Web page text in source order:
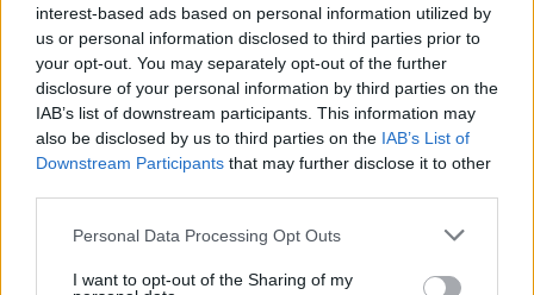
interest-based ads based on personal information utilized by
us or personal information disclosed to third parties prior to
your opt-out. You may separately opt-out of the further
disclosure of your personal information by third parties on the
IAB’s list of downstream participants. This information may
also be disclosed by us to third parties on the IAB’s List of
Downstream Participants that may further disclose it to other
Please note that this website/app uses one or more Google
not limited to your visit or usage behaviour. You may click to
Personal Data Processing Opt Outs
I want to opt-out of the Sharing of my
A díjazottak ritkán mennek el az ünnepélyes
díjkiosztóra, bár Sandra Bullock 2010-ben
megjelent a díjátadón, hogy átvegye a
legpocsékabb női alakítás és a legrosszabb
színészpáros díját az Ő a megoldás című
filmben nyújtott alakításáért. Igaz másnap
Bullock Oscar-díjat kapott A szív bajnokai
című filmben játszott szerepéért. Adam
20 citromdíjat zsebelt be, szombaton üres